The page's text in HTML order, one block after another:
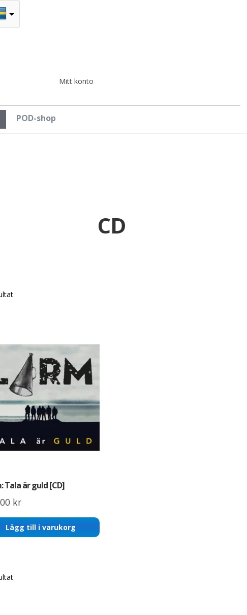
Mitt konto
POD-shop
CD
Tala är guld [CD]
kr
Lägg till i varukorg